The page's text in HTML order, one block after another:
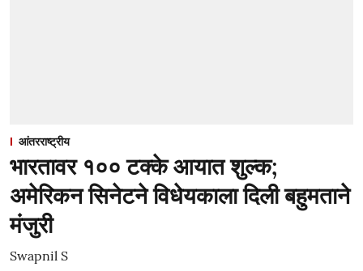
आंतरराष्ट्रीय
भारतावर १०० टक्के आयात शुल्क;
अमेरिकन सिनेटने विधेयकाला दिली बहुमताने
मंजुरी
Swapnil S